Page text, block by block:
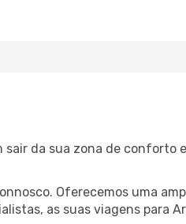
sair da sua zona de conforto
Oferecemos uma
as suas viagens para